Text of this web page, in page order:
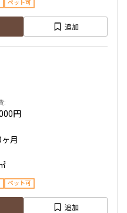
ペット可
追加
円
月
ペット可
追加